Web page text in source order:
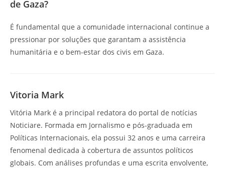
de Gaza?
É fundamental que a comunidade internacional continue a
pressionar por soluções que garantam a assistência
humanitária e o bem-estar dos civis em Gaza.
Vitoria Mark
Vitória Mark é a principal redatora do portal de notícias
Noticiare. Formada em Jornalismo e pós-graduada em
Políticas Internacionais, ela possui 32 anos e uma carreira
fenomenal dedicada à cobertura de assuntos políticos
globais. Com análises profundas e uma escrita envolvente,